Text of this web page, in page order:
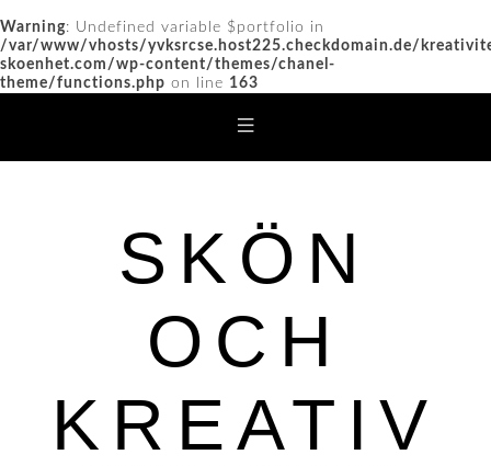
Warning: Undefined variable $portfolio in
/var/www/vhosts/yvksrcse.host225.checkdomain.de/
skoenhet.com/wp-content/themes/chanel-
theme/functions.php on line 163
SKÖN
OCH
KREATIV